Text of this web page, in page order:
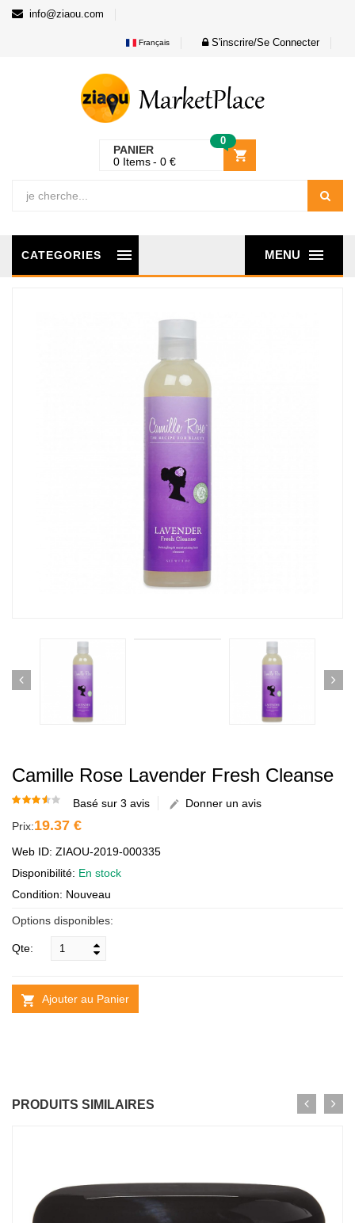
info@ziaou.com
Français S'inscrire/Se Connecter
PANIER
0
0 Items 0 €
MENU
CATEGORIES
Camille Rose Lavender Fresh Cleanse
Basé sur 3 avis
Donner un avis
Prix:19.37 €
Web ID: ZIAOU-2019-000335
Disponibilité: En stock
Condition: Nouveau
Options disponibles:
Qte:
Ajouter au Panier
PRODUITS SIMILAIRES